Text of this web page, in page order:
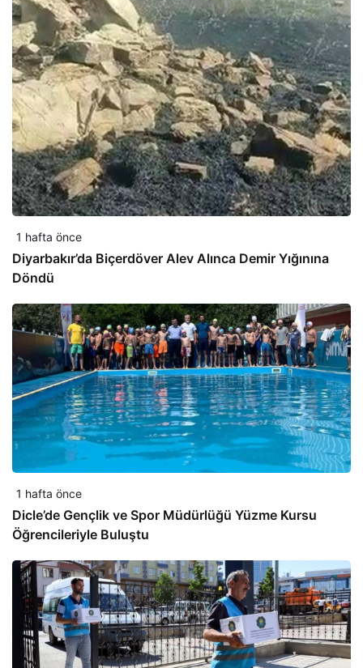
1 hafta önce
Diyarbakır’da Biçerdöver Alev Alınca Demir Yığınına
Döndü
1 hafta önce
Dicle’de Gençlik ve Spor Müdürlüğü Yüzme Kursu
Öğrencileriyle Buluştu